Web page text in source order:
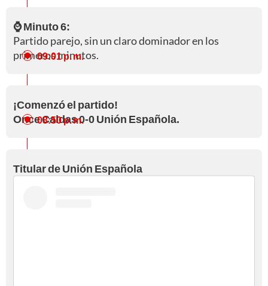
⌚ Minuto 6:
Partido parejo, sin un claro dominador en los
primeros minutos.
09:01 p. m.
¡Comenzó el partido!
Once Caldas 0-0 Unión Española.
08:50 p. m.
Titular de Unión Española